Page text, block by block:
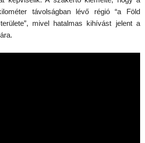
távolságban lévő régió “a Föld
mivel hatalmas kihívást jelent a